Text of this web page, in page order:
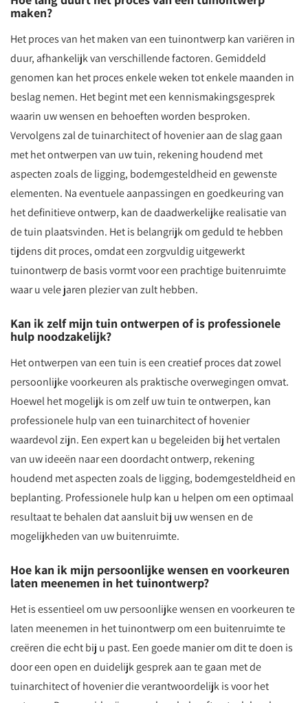
maken?
Het proces van het maken van een tuinontwerp kan variëren in
duur, afhankelijk van verschillende factoren. Gemiddeld
genomen kan het proces enkele weken tot enkele maanden in
beslag nemen. Het begint met een kennismakingsgesprek
waarin uw wensen en behoeften worden besproken.
Vervolgens zal de tuinarchitect of hovenier aan de slag gaan
met het ontwerpen van uw tuin, rekening houdend met
aspecten zoals de ligging, bodemgesteldheid en gewenste
elementen. Na eventuele aanpassingen en goedkeuring van
het definitieve ontwerp, kan de daadwerkelijke realisatie van
de tuin plaatsvinden. Het is belangrijk om geduld te hebben
tijdens dit proces, omdat een zorgvuldig uitgewerkt
tuinontwerp de basis vormt voor een prachtige buitenruimte
waar u vele jaren plezier van zult hebben.
Kan ik zelf mijn tuin ontwerpen of is professionele
hulp noodzakelijk?
Het ontwerpen van een tuin is een creatief proces dat zowel
persoonlijke voorkeuren als praktische overwegingen omvat.
Hoewel het mogelijk is om zelf uw tuin te ontwerpen, kan
professionele hulp van een tuinarchitect of hovenier
waardevol zijn. Een expert kan u begeleiden bij het vertalen
van uw ideeën naar een doordacht ontwerp, rekening
houdend met aspecten zoals de ligging, bodemgesteldheid en
beplanting. Professionele hulp kan u helpen om een optimaal
resultaat te behalen dat aansluit bij uw wensen en de
mogelijkheden van uw buitenruimte.
Hoe kan ik mijn persoonlijke wensen en voorkeuren
laten meenemen in het tuinontwerp?
Het is essentieel om uw persoonlijke wensen en voorkeuren te
laten meenemen in het tuinontwerp om een buitenruimte te
creëren die echt bij u past. Een goede manier om dit te doen is
door een open en duidelijk gesprek aan te gaan met de
tuinarchitect of hovenier die verantwoordelijk is voor het